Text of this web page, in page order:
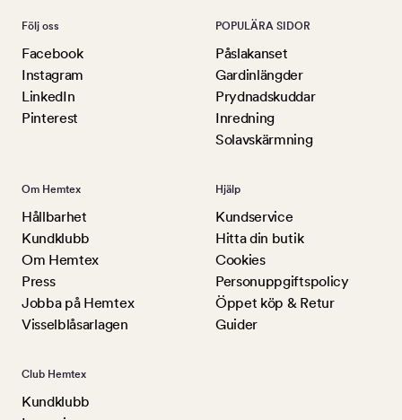
Följ oss
Facebook
Instagram
LinkedIn
Pinterest
POPULÄRA SIDOR
Påslakanset
Gardinlängder
Prydnadskuddar
Inredning
Solavskärmning
Om Hemtex
Hållbarhet
Kundklubb
Om Hemtex
Press
Jobba på Hemtex
Visselblåsarlagen
Hjälp
Kundservice
Hitta din butik
Cookies
Personuppgiftspolicy
Öppet köp & Retur
Guider
Club Hemtex
Kundklubb